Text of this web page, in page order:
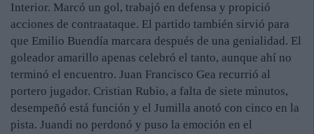
Interior. Marcó un gol, trabajó en defensa y propició
acciones de contraataque. El partido también sirvió para
que Emilio Buendía marcara después de una genialidad. El
goleador amarillo apenas celebró el tanto, aunque ahí no
terminó el encuentro. Juan Francisco Gea recurrió al
portero jugador. Cristian Rubio, a falta de siete minutos,
desempeñó está función y el Jumilla anotó con cinco en la
pista. Juandi no perdonó y puso la emoción en el